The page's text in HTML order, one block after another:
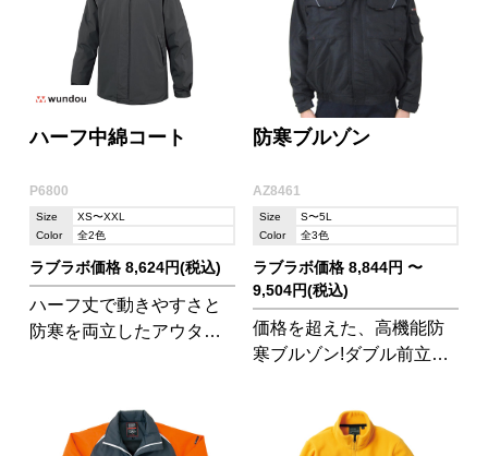
ハーフ中綿コート
P6800
Size
XS〜XXL
Color
全2色
ラブラボ価格 8,624円(税込)
ハーフ丈で動きやすさと
防寒を両立したアウタ
防寒ブルゾン
AZ8461
Size
S〜5L
Color
全3色
ラブラボ価格 8,844円 〜
9,504円(税込)
価格を超えた、高機能防
寒ブルゾン!ダブル前立て
きのボリューム感でしっ
かり防寒できます。